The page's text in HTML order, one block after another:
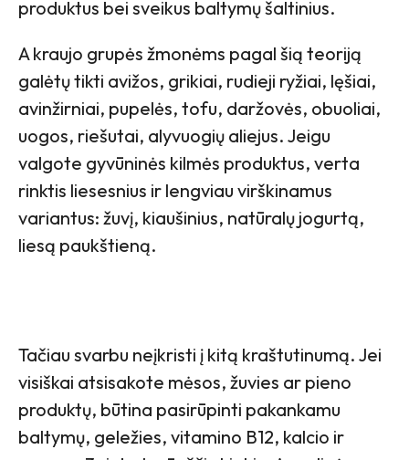
produktus bei sveikus baltymų šaltinius.
A kraujo grupės žmonėms pagal šią teoriją
galėtų tikti avižos, grikiai, rudieji ryžiai, lęšiai,
avinžirniai, pupelės, tofu, daržovės, obuoliai,
uogos, riešutai, alyvuogių aliejus. Jeigu
valgote gyvūninės kilmės produktus, verta
rinktis liesesnius ir lengviau virškinamus
variantus: žuvį, kiaušinius, natūralų jogurtą,
liesą paukštieną.
Tačiau svarbu neįkristi į kitą kraštutinumą. Jei
visiškai atsisakote mėsos, žuvies ar pieno
produktų, būtina pasirūpinti pakankamu
baltymų, geležies, vitamino B12, kalcio ir